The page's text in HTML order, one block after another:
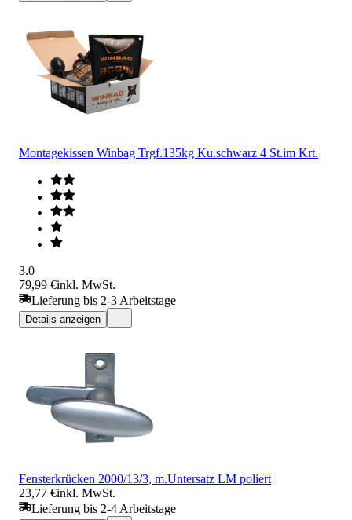
Montagekissen Winbag Trgf.135kg Ku.schwarz 4 St.im Krt.
3.0
79,99 €inkl. MwSt.
Lieferung bis 2-3 Arbeitstage
Details anzeigen
Fensterkrücken 2000/13/3, m.Untersatz LM poliert
23,77 €inkl. MwSt.
Lieferung bis 2-4 Arbeitstage